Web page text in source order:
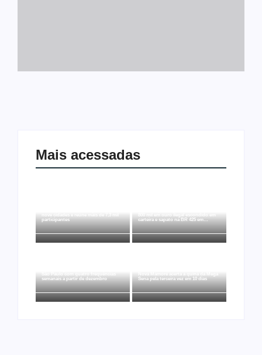
Mais acessadas
nove cidades e reúne mais de 7,3 mil
participantes
800 mil em ouro ilegal escondido em
carteira e sapato na BR 425 em…
São Paulo com quatro frequências
semanais a partir de dezembro
Sena pela terceira vez em 10 dias